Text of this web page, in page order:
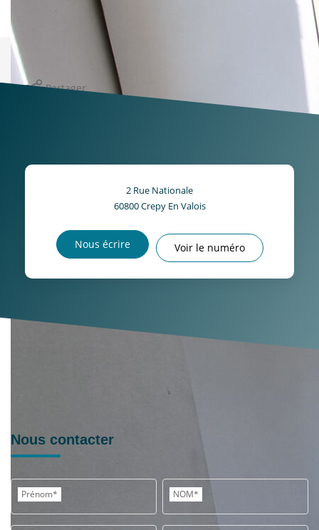
Nos honoraires
Partager
2 Rue Nationale
60800Crepy En Valois
Nous écrire Voir le numéro
Nous contacter
Prénom* NOM*